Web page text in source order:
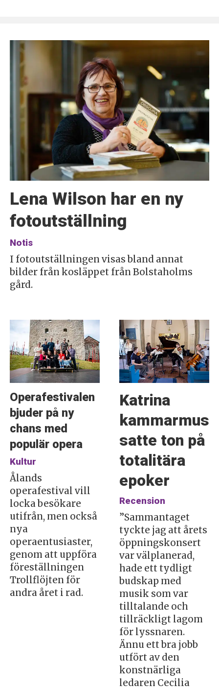
Lena Wilson har en ny
fotoutställning
Notis
I fotoutställningen visas bland annat
bilder från kosläppet från Bolstaholms
gård.
Operafestivalen
bjuder på ny
chans med
populär opera
Kultur
Ålands
operafestival vill
locka besökare
utifrån, men också
nya
operaentusiaster,
genom att uppföra
föreställningen
Trollflöjten för
andra året i rad.
Katrina
satte ton på
totalitära
epoker
Recension
”Sammantaget
tyckte jag att årets
öppningskonsert
var välplanerad,
hade ett tydligt
budskap med
musik som var
tilltalande och
tillräckligt lagom
för lyssnaren.
Ännu ett bra jobb
utfört av den
konstnärliga
ledaren Cecilia